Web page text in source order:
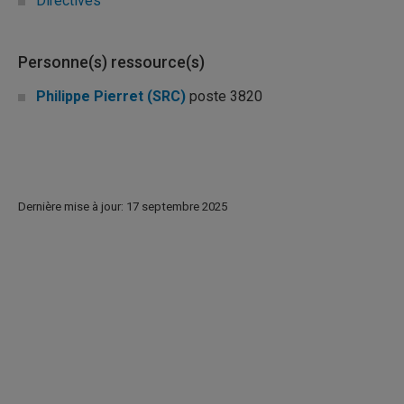
Personne(s) ressource(s)
Philippe Pierret (SRC) poste 3820
Dernière mise à jour: 17 septembre 2025